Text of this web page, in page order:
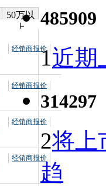
50万以
上
经销商报价
经销商报价
经销商报价
经销商报价
485909
1近期
314297
2将上
趋